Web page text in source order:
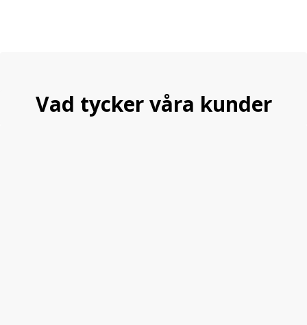
Vad tycker våra kunder